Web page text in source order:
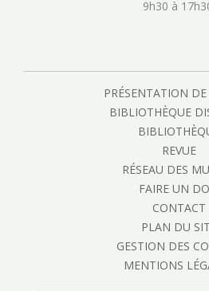
9h30 à
PRÉSENTATION
BIBLIOTHÈQUE
REVUE
RÉSEAU DES
FAIRE UN
CONTACT
PLAN DU
GESTION DES
MENTIONS